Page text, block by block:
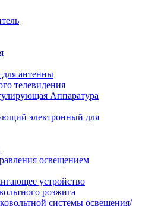
антенны
телевидения
Аппаратура
электронный для
освещением
устройство
розжига
системы освещения/